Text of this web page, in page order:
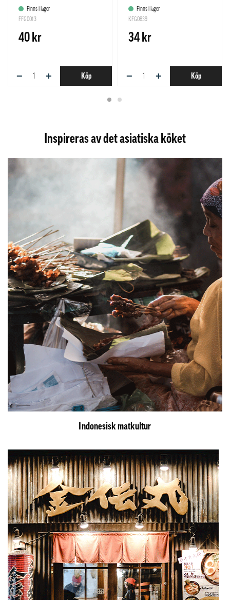
Finns i lager
FFG0013
40 kr
− + Köp
Finns i lager
KFG0839
34 kr
− + Köp
Inspireras av det asiatiska köket
Indonesisk matkultur